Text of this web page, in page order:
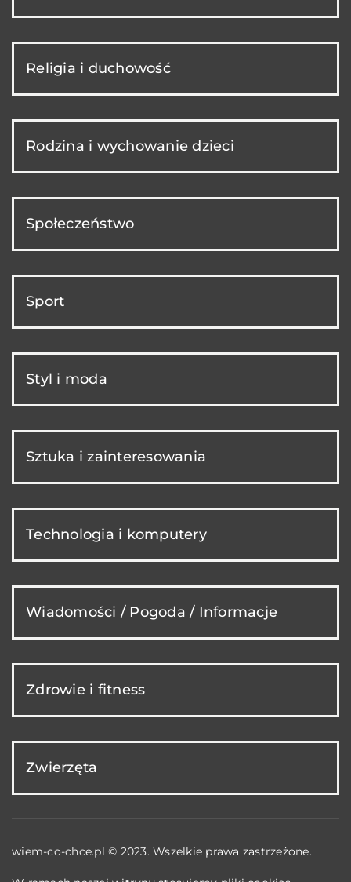
Religia i duchowość
Rodzina i wychowanie dzieci
Społeczeństwo
Sport
Styl i moda
Sztuka i zainteresowania
Technologia i komputery
Wiadomości / Pogoda / Informacje
Zdrowie i fitness
Zwierzęta
wiem-co-chce.pl © 2023. Wszelkie prawa zastrzeżone.